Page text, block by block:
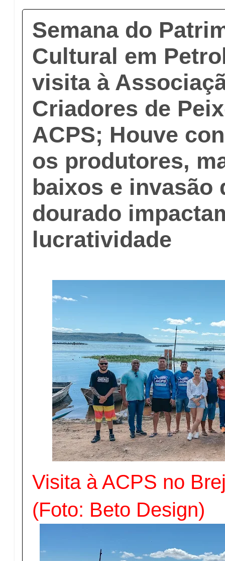
Semana do
Cultural em
visita à
Criadores de
ACPS; Houve
os produtores,
baixos e invasão
dourado
lucratividade
Visita à ACPS no
(Foto: Beto Design)